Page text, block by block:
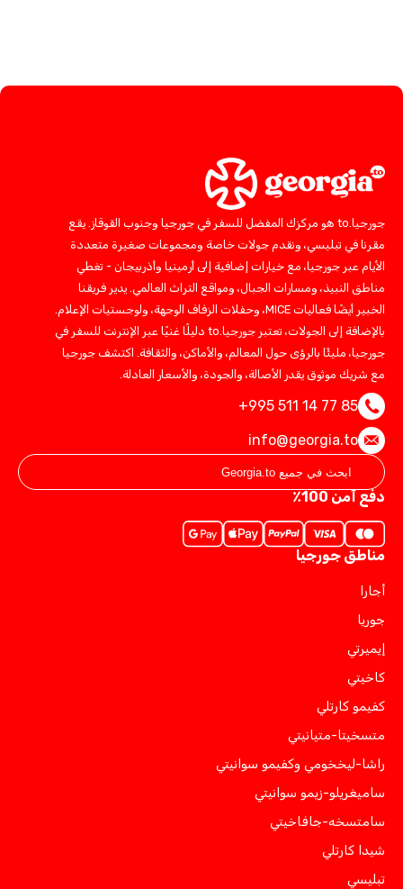
جورجيا.to هو مركزك المفضل للسفر في جورجيا وجنوب القوقاز. يقع
مقرنا في تبليسي، ونقدم جولات خاصة ومجموعات صغيرة متعددة
الأيام عبر جورجيا، مع خيارات إضافية إلى أرمينيا وأذربيجان - تغطي
مناطق النبيذ، ومسارات الجبال، ومواقع التراث العالمي. يدير فريقنا
الخبير أيضًا فعاليات MICE، وحفلات الزفاف الوجهة، ولوجستيات الإعلام.
بالإضافة إلى الجولات، تعتبر جورجيا.to دليلًا غنيًا عبر الإنترنت للسفر في
جورجيا، مليئًا بالرؤى حول المعالم، والأماكن، والثقافة. اكتشف جورجيا
مع شريك موثوق يقدر الأصالة، والجودة، والأسعار العادلة.
+995 511 14 77 85
info@georgia.to
دفع آمن 100٪
مناطق جورجيا
أجارا
جوريا
إيميرتي
كاخيتي
كفيمو كارتلي
متسخيتا-متيانيتي
راشا-ليخخومي وكفيمو سوانيتي
ساميغريلو-زيمو سوانيتي
سامتسخه-جافاخيتي
شيدا كارتلي
تبليسي